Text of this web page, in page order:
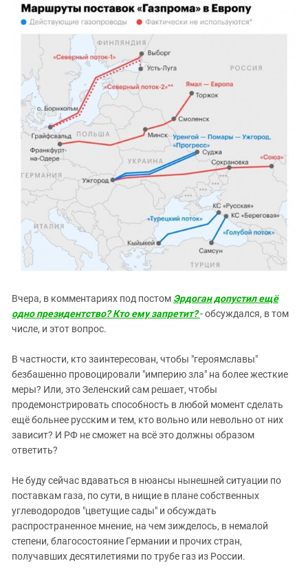
Вчера, в комментариях под постом Эрдоган допустил ещё
одно президентство? Кто ему запретит?- обсуждался, в том
числе, и этот вопрос.
В частности, кто заинтересован, чтобы "героямславы"
безбашенно провоцировали "империю зла" на более жесткие
меры? Или, это Зеленский сам решает, чтобы
продемонстрировать способность в любой момент сделать
ещё больнее русским и тем, кто вольно или невольно от них
зависит? И РФ не сможет на всё это должны образом
ответить?
Не буду сейчас вдаваться в нюансы нынешней ситуации по
поставкам газа, по сути, в нищие в плане собственных
углеводородов "цветущие сады" и обсуждать
распространенное мнение, на чем зижделось, в немалой
степени, благосостояние Германии и прочих стран,
получавших десятилетиями по трубе газ из России.